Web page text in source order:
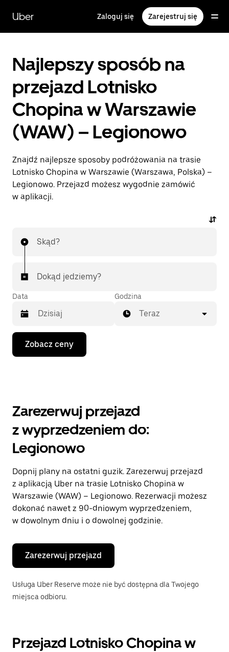
głównej
zawartości
Uber Zaloguj się Zarejestruj się
Najlepszy sposób na
przejazd Lotnisko
Chopina w Warszawie
(WAW) – Legionowo
Znajdź najlepsze sposoby podróżowania na trasie
Lotnisko Chopina w Warszawie (Warszawa, Polska) –
Legionowo. Przejazd możesz wygodnie zamówić
w aplikacji.
Skąd?
Dokąd jedziemy?
Data
Naciśnij
klawisz
strzałki
i wybrać
Naciśnij
klawisz
„Escape”,
zamknąć
kalendarz.
Godzina
Teraz
Zobacz ceny
Zarezerwuj przejazd
z wyprzedzeniem do:
Legionowo
Dopnij plany na ostatni guzik. Zarezerwuj przejazd
z aplikacją Uber na trasie Lotnisko Chopina w
Warszawie (WAW) – Legionowo. Rezerwacji możesz
dokonać nawet z 90-dniowym wyprzedzeniem,
w dowolnym dniu i o dowolnej godzinie.
Zarezerwuj przejazd
Usługa Uber Reserve może nie być dostępna dla Twojego
miejsca odbioru.
Przejazd Lotnisko Chopina w